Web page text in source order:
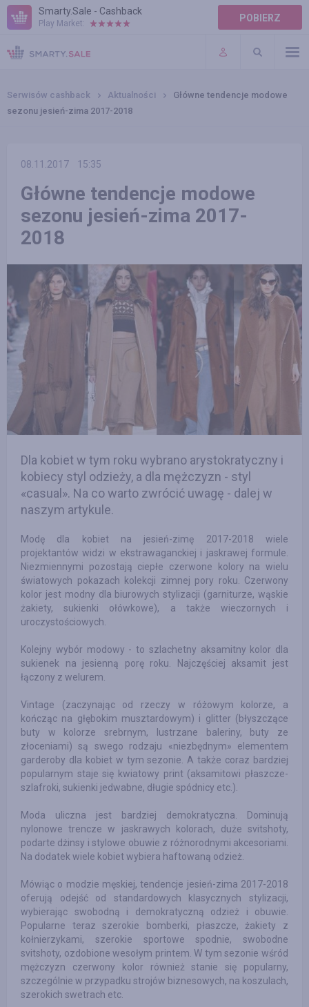
Smarty.Sale - Cashback
Play Market: POBIERZ
POMOC
WARUNKI
Serwisów cashback Aktualności
Główne tendencje modowe
sezonu jesień-zima 2017-2018
08.11.2017 15:35
Główne tendencje modowe
sezonu jesień-zima 2017-
2018
Dla kobiet w tym roku wybrano arystokratyczny i
kobiecy styl odzieży, a dla mężczyzn - styl
«casual». Na co warto zwrócić uwagę - dalej w
naszym artykule.
Modę dla kobiet na jesień-zimę 2017-2018 wiele
projektantów widzi w ekstrawaganckiej i jaskrawej formule.
Niezmiennymi pozostają ciepłe czerwone kolory na wielu
światowych pokazach kolekcji zimnej pory roku. Czerwony
kolor jest modny dla biurowych stylizacji (garniturze, wąskie
żakiety, sukienki ołówkowe), a także wieczornych i
uroczystościowych.
Kolejny wybór modowy - to szlachetny aksamitny kolor dla
sukienek na jesienną porę roku. Najczęściej aksamit jest
łączony z welurem.
Vintage (zaczynając od rzeczy w różowym kolorze, a
kończąc na głębokim musztardowym) i glitter (błyszczące
buty w kolorze srebrnym, lustrzane baleriny, buty ze
złoceniami) są swego rodzaju «niezbędnym» elementem
garderoby dla kobiet w tym sezonie. A także coraz bardziej
popularnym staje się kwiatowy print (aksamitowi płaszcze-
szlafroki, sukienki jedwabne, długie spódnicy etc.).
Moda uliczna jest bardziej demokratyczna. Dominują
nylonowe trencze w jaskrawych kolorach, duże svitshoty,
podarte dżinsy i stylowe obuwie z różnorodnymi akcesoriami.
Na dodatek wiele kobiet wybiera haftowaną odzież.
Mówiąc o modzie męskiej, tendencje jesień-zima 2017-2018
oferują odejść od standardowych klasycznych stylizacji,
wybierając swobodną i demokratyczną odzież i obuwie.
Popularne teraz szerokie bomberki, płaszcze, żakiety z
kołnierzykami, szerokie sportowe spodnie, swobodne
svitshoty, ozdobione wesołym printem. W tym sezonie wśród
mężczyzn czerwony kolor również stanie się popularny,
szczególnie w przypadku strojów biznesowych, na koszulach,
szerokich swetrach etc.